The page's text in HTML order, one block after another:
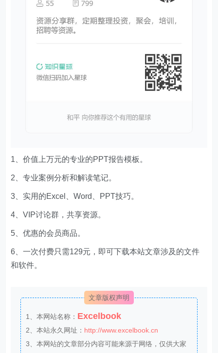
1、价值上万元的专业的PPT报告模板。
2、专业案例分析和解读笔记。
3、实用的Excel、Word、PPT技巧。
4、VIP讨论群，共享资源。
5、优惠的会员商品。
6、一次付费只需129元，即可下载本站文章涉及的文件
和软件。
文章版权声明
1、本网站名称： Excelbook
2、本站永久网址： http://www.excelbook.cn
3、本网站的文章部分内容可能来源于网络，仅供大家